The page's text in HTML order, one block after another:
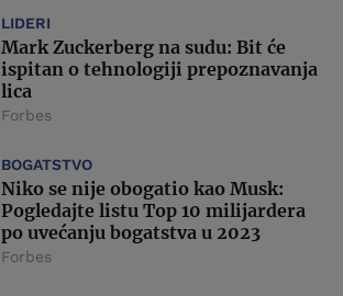
LIDERI
Mark Zuckerberg na sudu: Bit će
ispitan o tehnologiji prepoznavanja
lica
Forbes
BOGATSTVO
Niko se nije obogatio kao Musk:
Pogledajte listu Top 10 milijardera
po uvećanju bogatstva u 2023
Forbes